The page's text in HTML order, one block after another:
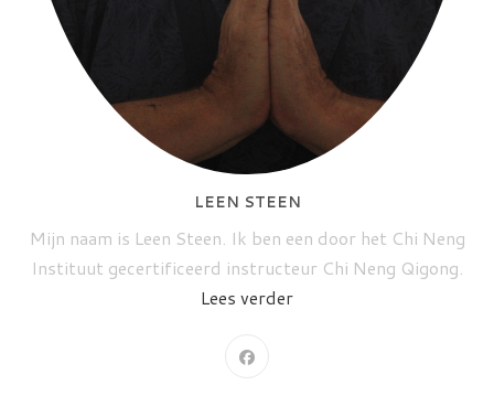
LEEN STEEN
Mijn naam is Leen Steen. Ik ben een door het Chi Neng
Instituut gecertificeerd instructeur Chi Neng Qigong.
Lees verder